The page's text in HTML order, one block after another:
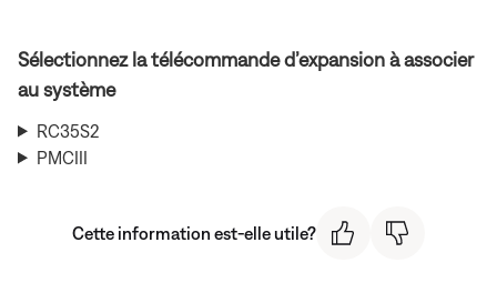
Sélectionnez la télécommande d’expansion à associer
au système
RC35S2
PMCIII
Cette information est-elle utile?